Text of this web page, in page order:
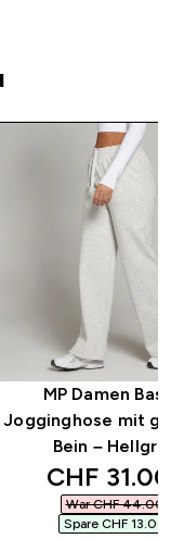
MP Damen
Jogginghose mit
Bein – Hellgrau
CHF 31.00‎
War CHF 44.00‎
Spare CHF 13.00‎